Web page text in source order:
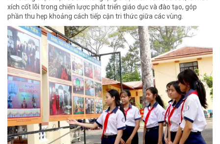
xích cốt lõi trong chiến lược phát triển giáo dục và đào tạo, góp
phần thu hẹp khoảng cách tiếp cận tri thức giữa các vùng.